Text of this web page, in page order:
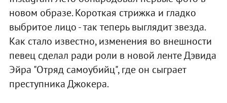
новом образе. Короткая стрижка и гладко
выбритое лицо - так теперь выглядит звезда.
Как стало известно, изменения во внешности
певец сделал ради роли в новой ленте Дэвида
Эйра "Отряд самоубийц", где он сыграет
преступника Джокера.